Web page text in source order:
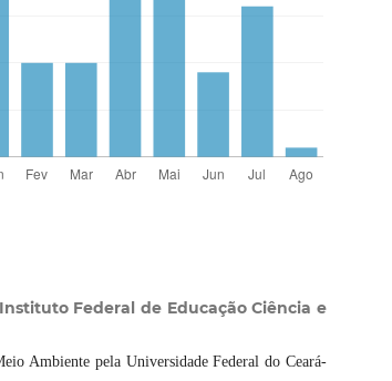
Federal de Educação Ciência e
Ambiente pela Universidade Federal do Ceará-